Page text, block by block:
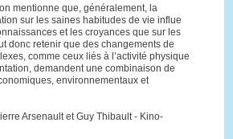
mentionne que, généralement, la
sur les saines habitudes de vie influe
et les croyances que sur les
donc retenir que des changements de
comme ceux liés à l’activité physique
demandent une combinaison de
environnementaux et
Arsenault et Guy Thibault - Kino-